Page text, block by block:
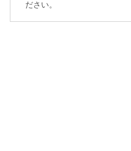
ださい。